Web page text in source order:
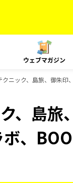
ウェブマガジン
クニック、島旅、御朱印
、島旅
、